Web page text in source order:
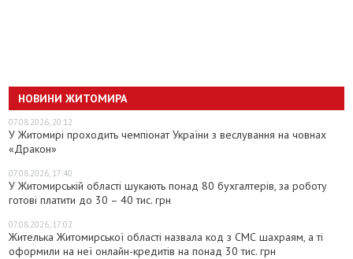
НОВИНИ ЖИТОМИРА
07.08.2026, 20:12
У Житомирі проходить чемпіонат України з веслування на човнах
«Дракон»
07.08.2026, 17:40
У Житомирській області шукають понад 80 бухгалтерів, за роботу
готові платити до 30 – 40 тис. грн
07.08.2026, 17:02
Жителька Житомирської області назвала код з СМС шахраям, а ті
оформили на неї онлайн-кредитів на понад 30 тис. грн